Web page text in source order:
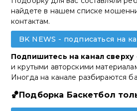
найдете в нашем списке
контактам.
BK NEWS - подписаться на
Подпишитесь на канал сверху
и крутыми авторскими
Иногда на канале разбираются
🏀Подборка Баскетбол